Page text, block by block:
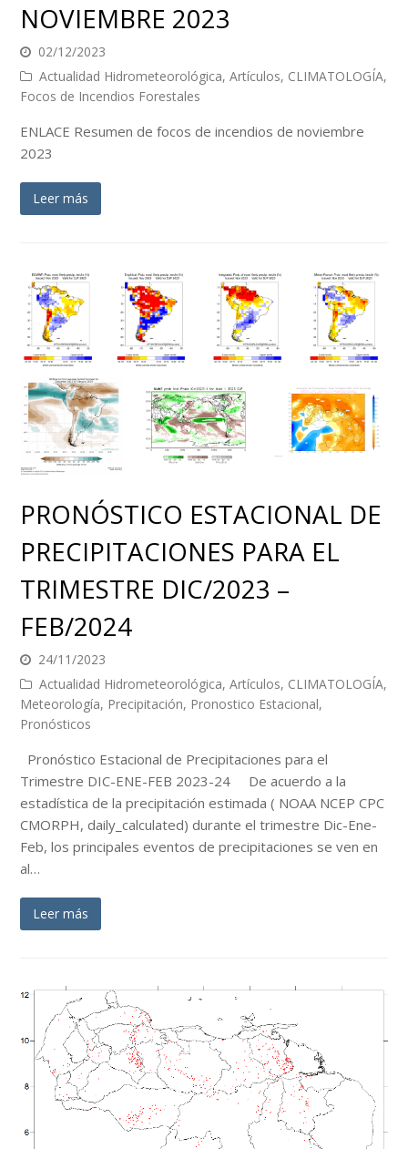
NOVIEMBRE 2023
02/12/2023
Actualidad Hidrometeorológica,Artículos, CLIMATOLOGÍA,
Focos de Incendios Forestales
ENLACE Resumen de focos de incendios de noviembre
2023
Leer más
PRONÓSTICO ESTACIONAL DE
PRECIPITACIONES PARA EL
TRIMESTRE DIC/2023 –
FEB/2024
24/11/2023
Actualidad Hidrometeorológica,Artículos, CLIMATOLOGÍA,
Meteorología, Precipitación, Pronostico Estacional,
Pronósticos
Pronóstico Estacional de Precipitaciones para el
Trimestre DIC-ENE-FEB 2023-24 De acuerdo a la
estadística de la precipitación estimada ( NOAA NCEP CPC
CMORPH, daily_calculated) durante el trimestre Dic-Ene-
Feb, los principales eventos de precipitaciones se ven en
al…
Leer más